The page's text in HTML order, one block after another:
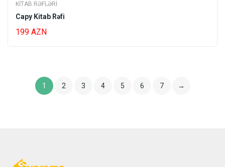
KITAB RƏFLƏRI
Capy Kitab Rəfi
199 AZN
1 2 3 4 5 6 7 →